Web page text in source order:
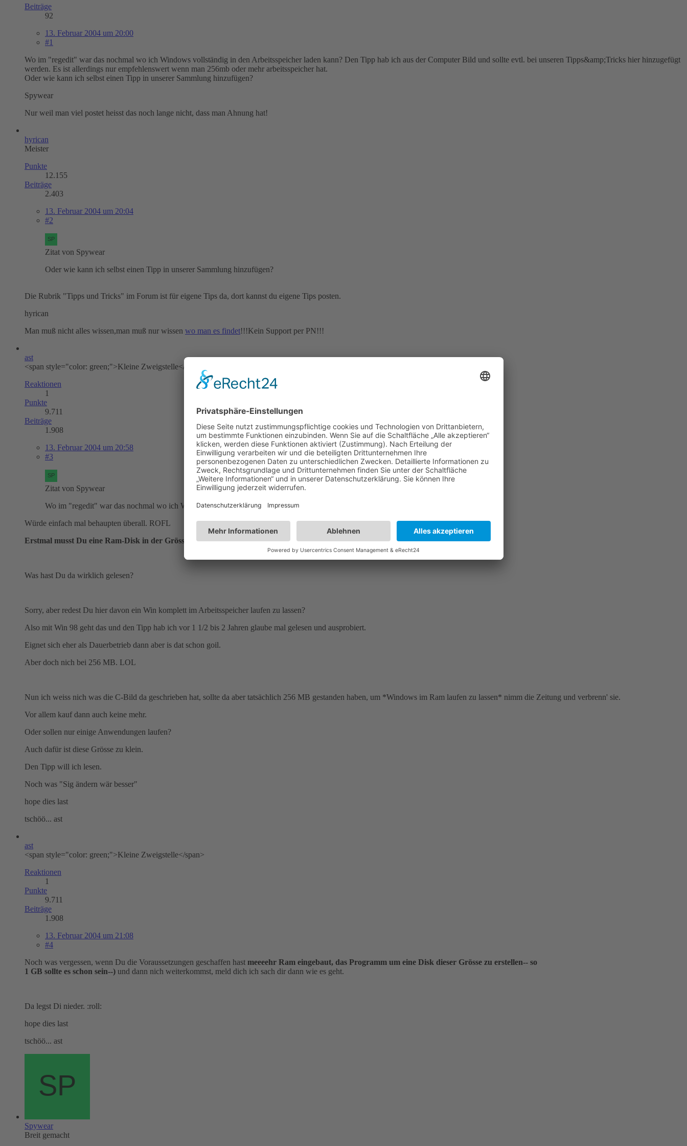
Beiträge
92
13. Februar 2004 um 20:00
#1
Wo im "regedit" war das nochmal wo ich Windows vollständig in den Arbeitsspeicher laden kann? Den Tipp hab ich aus der Computer Bild und sollte evtl. bei unseren Tipps&amp;Tricks hier hinzugefügt
werden. Es ist allerdings nur empfehlenswert wenn man 256mb oder mehr arbeitsspeicher hat.
Oder wie kann ich selbst einen Tipp in unserer Sammlung hinzufügen?
Spywear
Nur weil man viel postet heisst das noch lange nicht, dass man Ahnung hat!
hyrican
Meister
Punkte
12.155
Beiträge
2.403
13. Februar 2004 um 20:04
#2
Zitat von Spywear
Oder wie kann ich selbst einen Tipp in unserer Sammlung hinzufügen?
Die Rubrik "Tipps und Tricks" im Forum ist für eigene Tips da, dort kannst du eigene Tips posten.
hyrican
Man muß nicht alles wissen,man muß nur wissen wo man es findet!!!Kein Support per PN!!!
ast
<span style="color: green;">Kleine Zweigstelle</span>
Reaktionen
1
Punkte
9.711
Beiträge
1.908
13. Februar 2004 um 20:58
#3
Zitat von Spywear
Wo im "regedit" war das nochmal wo ich Windows vollständig in den Arbeitsspeicher laden kann?
Würde einfach mal behaupten überall. ROFL
Erstmal musst Du eine Ram-Disk in der Grösse erstellen
Was hast Du da wirklich gelesen?
Sorry, aber redest Du hier davon ein Win komplett im Arbeitsspeicher laufen zu lassen?
Also mit Win 98 geht das und den Tipp hab ich vor 1 1/2 bis 2 Jahren glaube mal gelesen und ausprobiert.
Eignet sich eher als Dauerbetrieb dann aber is dat schon goil.
Aber doch nich bei 256 MB. LOL
Nun ich weiss nich was die C-Bild da geschrieben hat, sollte da aber tatsächlich 256 MB gestanden haben, um *Windows im Ram laufen zu lassen* nimm die Zeitung und verbrenn' sie.
Vor allem kauf dann auch keine mehr.
Oder sollen nur einige Anwendungen laufen?
Auch dafür ist diese Grösse zu klein.
Den Tipp will ich lesen.
Noch was "Sig ändern wär besser"
hope dies last
tschöö... ast
ast
<span style="color: green;">Kleine Zweigstelle</span>
Reaktionen
1
Punkte
9.711
Beiträge
1.908
13. Februar 2004 um 21:08
#4
Noch was vergessen, wenn Du die Voraussetzungen geschaffen hast meeeehr Ram eingebaut, das Programm um eine Disk dieser Grösse zu erstellen-- so
1 GB sollte es schon sein--) und dann nich weiterkommst, meld dich ich sach dir dann wie es geht.
Da legst Di nieder. :roll:
hope dies last
tschöö... ast
Spywear
Breit gemacht